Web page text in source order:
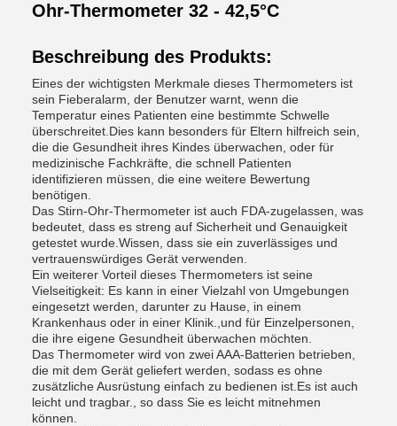
Ohr-Thermometer 32 - 42,5°C
Beschreibung des Produkts:
Eines der wichtigsten Merkmale dieses Thermometers ist
sein Fieberalarm, der Benutzer warnt, wenn die
Temperatur eines Patienten eine bestimmte Schwelle
überschreitet.Dies kann besonders für Eltern hilfreich sein,
die die Gesundheit ihres Kindes überwachen, oder für
medizinische Fachkräfte, die schnell Patienten
identifizieren müssen, die eine weitere Bewertung
benötigen.
Das Stirn-Ohr-Thermometer ist auch FDA-zugelassen, was
bedeutet, dass es streng auf Sicherheit und Genauigkeit
getestet wurde.Wissen, dass sie ein zuverlässiges und
vertrauenswürdiges Gerät verwenden.
Ein weiterer Vorteil dieses Thermometers ist seine
Vielseitigkeit: Es kann in einer Vielzahl von Umgebungen
eingesetzt werden, darunter zu Hause, in einem
Krankenhaus oder in einer Klinik.,und für Einzelpersonen,
die ihre eigene Gesundheit überwachen möchten.
Das Thermometer wird von zwei AAA-Batterien betrieben,
die mit dem Gerät geliefert werden, sodass es ohne
zusätzliche Ausrüstung einfach zu bedienen ist.Es ist auch
leicht und tragbar., so dass Sie es leicht mitnehmen
können.